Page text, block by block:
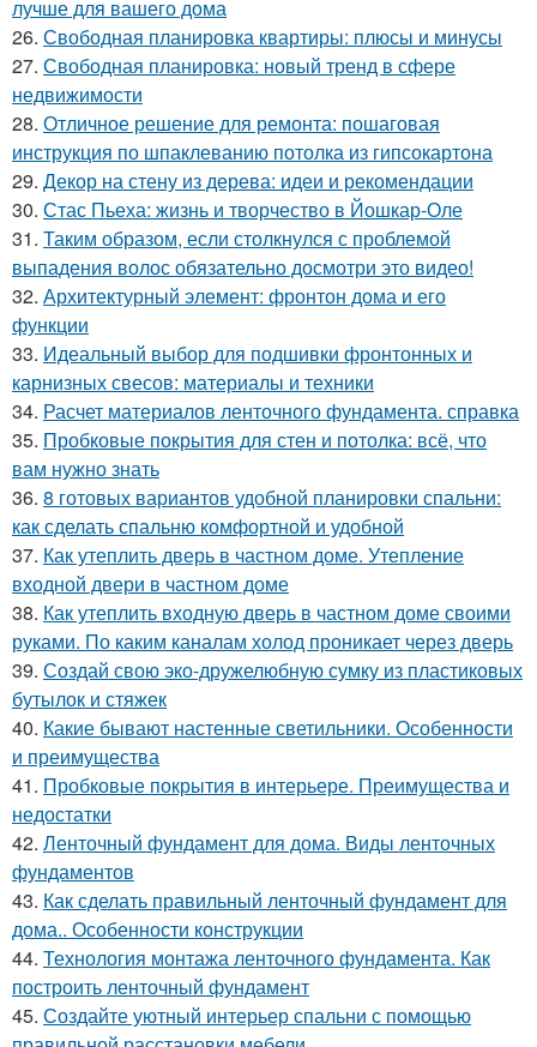
лучше для вашего дома
26. Свободная планировка квартиры: плюсы и минусы
27. Свободная планировка: новый тренд в сфере
недвижимости
28. Отличное решение для ремонта: пошаговая
инструкция по шпаклеванию потолка из гипсокартона
29. Декор на стену из дерева: идеи и рекомендации
30. Стас Пьеха: жизнь и творчество в Йошкар-Оле
31. Таким образом, если столкнулся с проблемой
выпадения волос обязательно досмотри это видео!
32. Архитектурный элемент: фронтон дома и его
функции
33. Идеальный выбор для подшивки фронтонных и
карнизных свесов: материалы и техники
34. Расчет материалов ленточного фундамента. справка
35. Пробковые покрытия для стен и потолка: всё, что
вам нужно знать
36. 8 готовых вариантов удобной планировки спальни:
как сделать спальню комфортной и удобной
37. Как утеплить дверь в частном доме. Утепление
входной двери в частном доме
38. Как утеплить входную дверь в частном доме своими
руками. По каким каналам холод проникает через дверь
39. Создай свою эко-дружелюбную сумку из пластиковых
бутылок и стяжек
40. Какие бывают настенные светильники. Особенности
и преимущества
41. Пробковые покрытия в интерьере. Преимущества и
недостатки
42. Ленточный фундамент для дома. Виды ленточных
фундаментов
43. Как сделать правильный ленточный фундамент для
дома.. Особенности конструкции
44. Технология монтажа ленточного фундамента. Как
построить ленточный фундамент
45. Создайте уютный интерьер спальни с помощью